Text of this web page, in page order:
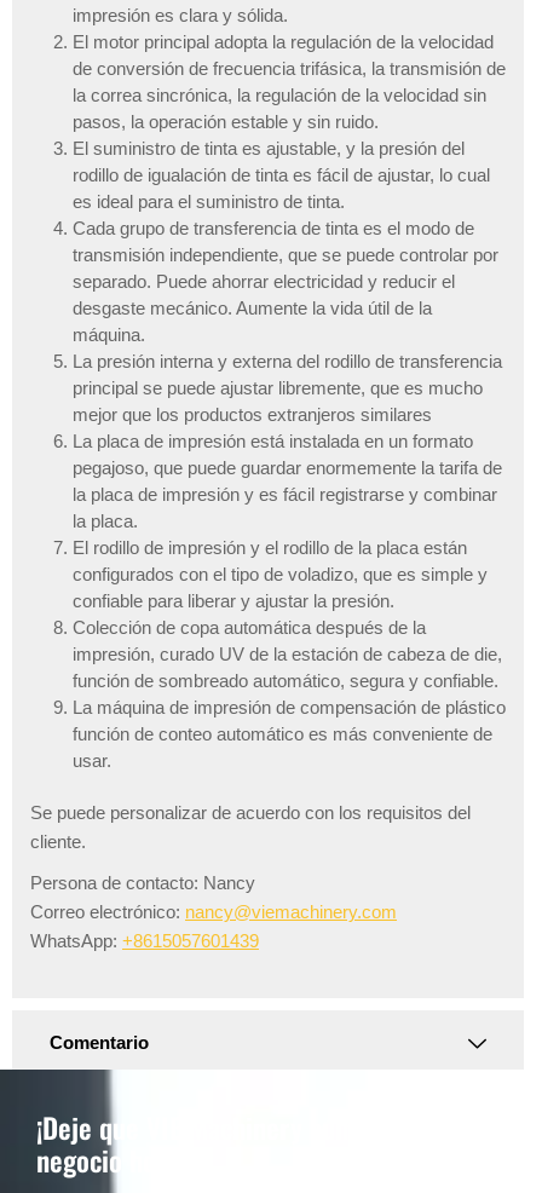
impresión es clara y sólida.
El motor principal adopta la regulación de la velocidad
de conversión de frecuencia trifásica, la transmisión de
la correa sincrónica, la regulación de la velocidad sin
pasos, la operación estable y sin ruido.
El suministro de tinta es ajustable, y la presión del
rodillo de igualación de tinta es fácil de ajustar, lo cual
es ideal para el suministro de tinta.
Cada grupo de transferencia de tinta es el modo de
transmisión independiente, que se puede controlar por
separado. Puede ahorrar electricidad y reducir el
desgaste mecánico. Aumente la vida útil de la
máquina.
La presión interna y externa del rodillo de transferencia
principal se puede ajustar libremente, que es mucho
mejor que los productos extranjeros similares
La placa de impresión está instalada en un formato
pegajoso, que puede guardar enormemente la tarifa de
la placa de impresión y es fácil registrarse y combinar
la placa.
El rodillo de impresión y el rodillo de la placa están
configurados con el tipo de voladizo, que es simple y
confiable para liberar y ajustar la presión.
Colección de copa automática después de la
impresión, curado UV de la estación de cabeza de die,
función de sombreado automático, segura y confiable.
La máquina de impresión de compensación de plástico
función de conteo automático es más conveniente de
usar.
Se puede personalizar de acuerdo con los requisitos del
cliente.
Persona de contacto: Nancy
Correo electrónico: nancy@viemachinery.com
WhatsApp: +8615057601439
Comentario
¡Deje que VIE Machinery aumente su
negocio hoy!